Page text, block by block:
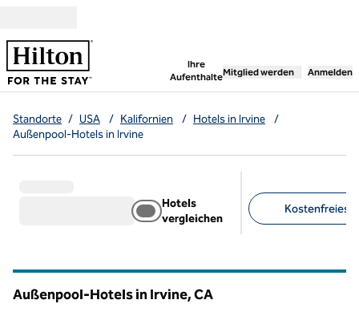
Ihre
Aufenthalte
,öffnet neue
Mitglied werden Anmelden
Standorte / USA / Kalifornien / Hotels in Irvine
/
Außenpool-Hotels in Irvine
Hotels
vergleichen
Kostenfreies
Außenpool-Hotels in Irvine,CA